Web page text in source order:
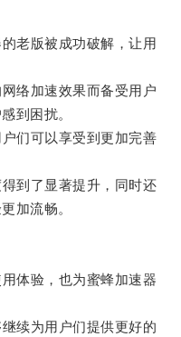
老版被成功破解，让用
络加速效果而备受用户
到困扰。
们可以享受到更加完善
到了显著提升，同时还
加流畅。
体验，也为蜜蜂加速器
续为用户们提供更好的